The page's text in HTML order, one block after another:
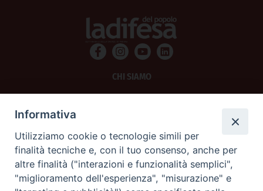
CHI SIAMO
SCRIVICI
La Difesa srl - P.iva 05125420280
Informativa
Utilizziamo cookie o tecnologie simili per
finalità tecniche e, con il tuo consenso, anche per
altre finalità ("interazioni e funzionalità semplici",
"miglioramento dell'esperienza", "misurazione" e